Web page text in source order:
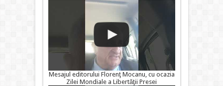
Mesajul editorului Florenţ Mocanu, cu ocazia
Zilei Mondiale a Libertăţii Presei